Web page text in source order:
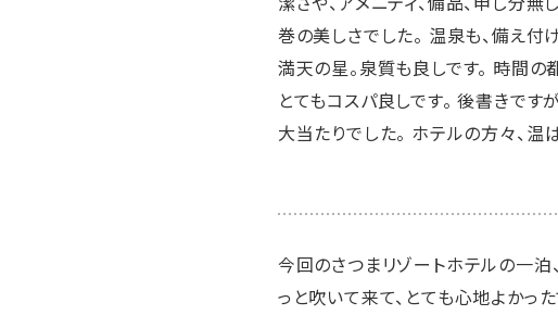
巻の美しさでした。 温泉も、備え付
満天の星。泉質も良しです。 時間の
とてもコスパ良しです。 後書きです
大当たりでした。 ホテルの方々、温
今回のさつまリゾートホテルの一泊
っと吹いて来て、とても心地よかっ